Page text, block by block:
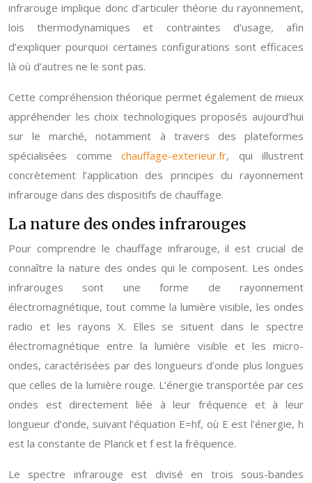
infrarouge implique donc d’articuler théorie du rayonnement,
lois thermodynamiques et contraintes d’usage, afin
d’expliquer pourquoi certaines configurations sont efficaces
là où d’autres ne le sont pas.
Cette compréhension théorique permet également de mieux
appréhender les choix technologiques proposés aujourd’hui
sur le marché, notamment à travers des plateformes
spécialisées comme chauffage-exterieur.fr, qui illustrent
concrètement l’application des principes du rayonnement
infrarouge dans des dispositifs de chauffage.
La nature des ondes infrarouges
Pour comprendre le chauffage infrarouge, il est crucial de
connaître la nature des ondes qui le composent. Les ondes
infrarouges sont une forme de rayonnement
électromagnétique, tout comme la lumière visible, les ondes
radio et les rayons X. Elles se situent dans le spectre
électromagnétique entre la lumière visible et les micro-
ondes, caractérisées par des longueurs d’onde plus longues
que celles de la lumière rouge. L’énergie transportée par ces
ondes est directement liée à leur fréquence et à leur
longueur d’onde, suivant l’équation E=hf, où E est l’énergie, h
est la constante de Planck et f est la fréquence.
Le spectre infrarouge est divisé en trois sous-bandes